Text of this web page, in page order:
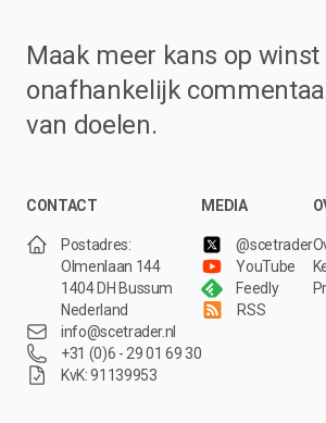
Maak meer kans op
onafhankelijk
van doelen.
CONTACT
Postadres:
Olmenlaan 144
1404 DH Bussum
Nederland
info@scetrader.nl
+31 (0)6 - 29 01 69 30
KvK: 91139953
MEDIA
@scetrader
YouTube
Feedly
RSS